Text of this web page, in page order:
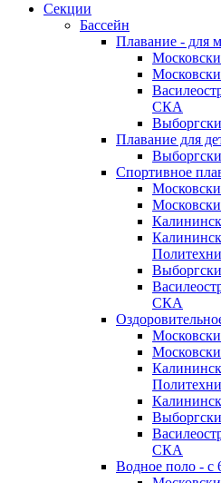
Секции
Бассейн
Плавание - для
СКА
Плавание для
Спортивное
СКА
СКА
Водное поло - с